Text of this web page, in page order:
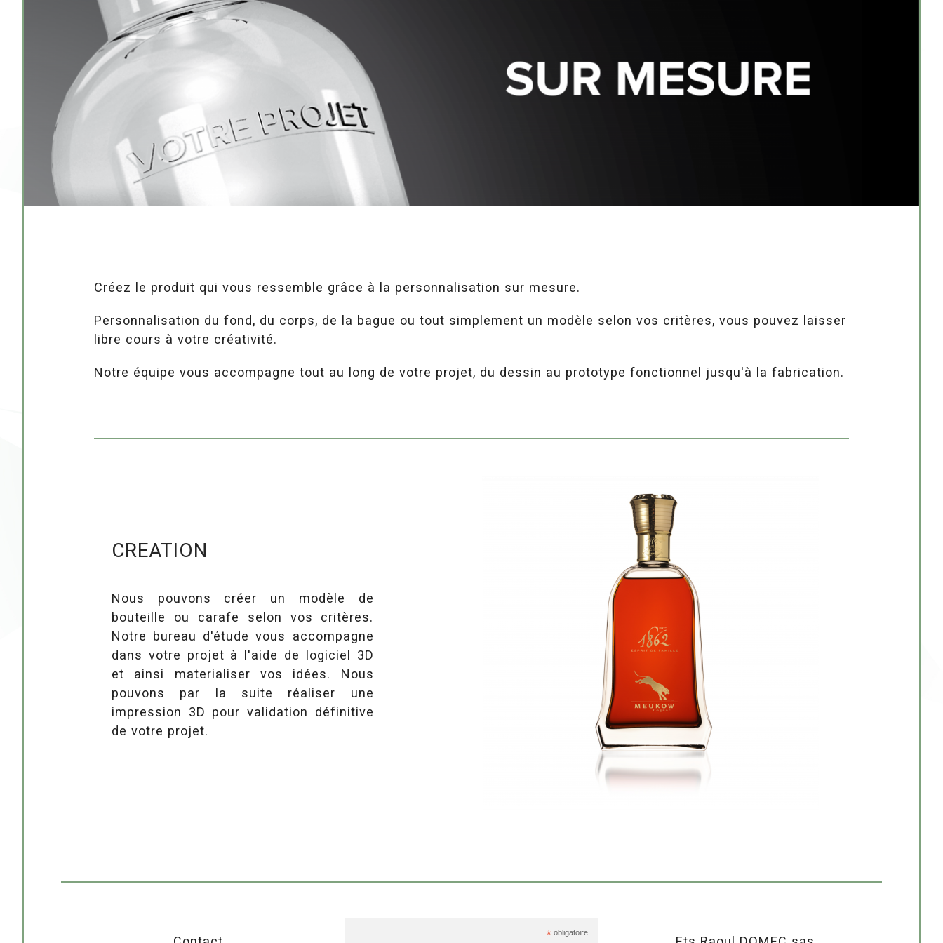
Créez le produit qui vous ressemble grâce à la personnalisation sur mesure.
Personnalisation du fond, du corps, de la bague ou tout simplement un modèle selon vos critères, vous pouvez laisser
libre cours à votre créativité.
Notre équipe vous accompagne tout au long de votre projet, du dessin au prototype fonctionnel jusqu'à la fabrication.
titre
CREATION
Nous pouvons créer un modèle de
bouteille ou carafe selon vos critères.
Notre bureau d'étude vous accompagne
dans votre projet à l'aide de logiciel 3D
et ainsi materialiser vos idées. Nous
pouvons par la suite réaliser une
impression 3D pour validation définitive
de votre projet.
* obligatoire